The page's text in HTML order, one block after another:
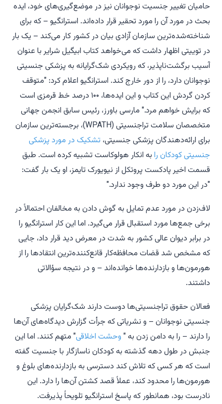
حامیان تغییر جنسیت نوجوانان نیز در موضع‌گیری‌های خود، ایده
بحث در مورد آن را مورد تحقیر قرار داده‌اند. استرانگیو – که برای
شناخته‌شده‌ترین سازمان آزادی بیان در کشور کار می‌کند – یک بار
در توییتی اظهار داشت که می‌خواهد کتاب ابیگیل شرایر با عنوان
آسیب برگشت‌ناپذیر، که رویکردی شک‌گرایانه به پزشکی جنسیتی
نوجوانان دارد، را از دور خارج کند. استرانگیو اعلام کرد: "متوقف
کردن گردش این کتاب و این ایده‌ها، ۱۰۰ درصد خط قرمزی است
که برایش خواهم مرد." مارسی باورز، رئیس سابق انجمن جهانی
متخصصان سلامت تراجنسیتی (WPATH)، برجسته‌ترین سازمان
برای ارائه‌دهندگان پزشکی جنسیتی، تشکیک در مورد پزشکی
جنسیتی کودکان را به انکار هولوکاست تشبیه کرده است. طبق
قسمت اخیر پادکست پروتکل از نیویورک تایمز، او یک بار گفت:
"در این مورد دو طرف وجود ندارد."
لاف‌زدن در مورد عدم تمایل به گوش دادن به مخالفان احتمالاً در
برخی جمع‌ها مورد استقبال قرار می‌گیرد. اما این کار استرانگیو را
در برابر دیوان عالی کشور به شدت در معرض دید قرار داد، جایی
که مشخص شد قضات محافظه‌کار قانع‌کننده‌ترین انتقادها را از
هورمون‌ها و بازدارنده‌ها خوانده‌اند – و در نتیجه سؤالاتی
داشتند.
فعالان حقوق تراجنسیتی‌ها دوست دارند شک‌گرایان پزشکی
جنسیتی نوجوانان – و نشریاتی که جرأت گزارش دیدگاه‌های آن‌ها
را دارند – را به دامن زدن به " وحشت اخلاقی" متهم کنند. اما این
جنبش در طول دهه گذشته به کودکان ناسازگار با جنسیت گفته
است که هر کسی که تلاش کند دسترسی به بازدارنده‌های بلوغ و
هورمون‌ها را محدود کند، عملاً قصد کشتن آن‌ها را دارد. این
نادرست بود، همانطور که پاسخ استرانگیو تلویحاً پذیرفت.